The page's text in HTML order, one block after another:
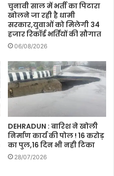
चुनावी साल में भर्ती का पिटारा
खोलने जा रही है धामी
सरकार,युवाओं को मिलेगी 34
हजार रिकॉर्ड भर्तियों की सौगात
06/08/2026
DEHRADUN : बारिश ने खोली
निर्माण कार्य की पोल ! 16 करोड़
का पुल,16 दिन भी नही टिका
28/07/2026